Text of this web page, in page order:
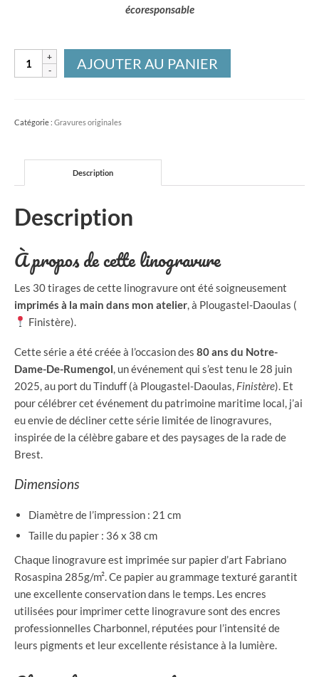
écoresponsable
quantité
de
les
38
cm
AJOUTER AU PANIER
Catégorie : Gravures originales
Description
Description
À propos de cette linogravure
Les 30 tirages de cette linogravure ont été soigneusement
imprimés à la main dans mon atelier , à Plougastel-Daoulas (
Finistère).
Cette série a été créée à l’occasion des 80 ans du Notre-
Dame-De-Rumengol , un événement qui s’est tenu le 28 juin
2025, au port du Tinduff (à Plougastel-Daoulas, Finistère). Et
pour célébrer cet événement du patrimoine maritime local, j’ai
eu envie de décliner cette série limitée de linogravures,
inspirée de la célèbre gabare et des paysages de la rade de
Brest.
Dimensions
Diamètre de l’impression : 21 cm
Taille du papier : 36 x 38 cm
Chaque linogravure est imprimée sur papier d’art Fabriano
Rosaspina 285g/m². Ce papier au grammage texturé garantit
une excellente conservation dans le temps. Les encres
utilisées pour imprimer cette linogravure sont des encres
professionnelles Charbonnel, réputées pour l’intensité de
leurs pigments et leur excellente résistance à la lumière.